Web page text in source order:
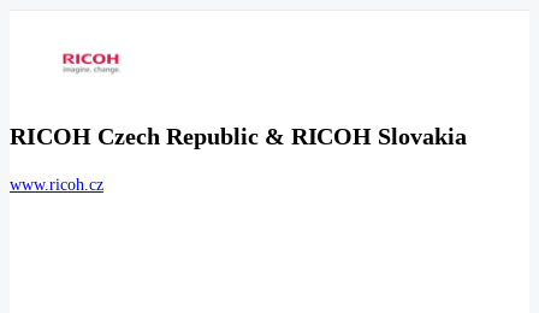
RICOH Czech Republic & RICOH Slovakia
www.ricoh.cz